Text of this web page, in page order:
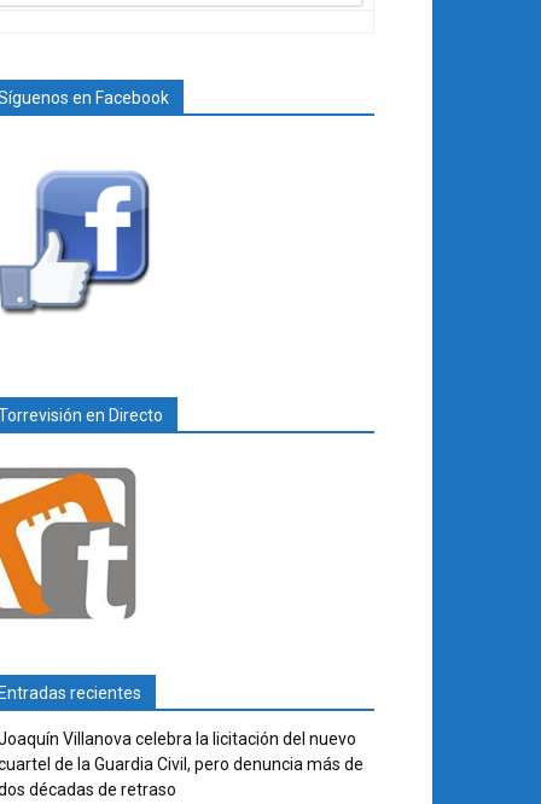
en Facebook
en Directo
recientes
Villanova celebra la licitación del nuevo
de la Guardia Civil, pero denuncia más de
décadas de retraso